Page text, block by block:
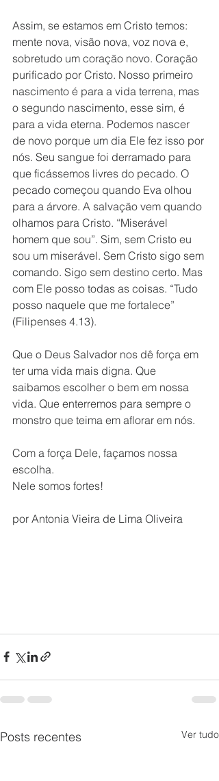
Assim, se estamos em Cristo temos:
mente nova, visão nova, voz nova e,
sobretudo um coração novo. Coração
purificado por Cristo. Nosso primeiro
nascimento é para a vida terrena, mas
o segundo nascimento, esse sim, é
para a vida eterna. Podemos nascer
de novo porque um dia Ele fez isso por
nós. Seu sangue foi derramado para
que ficássemos livres do pecado. O
pecado começou quando Eva olhou
para a árvore. A salvação vem quando
olhamos para Cristo. “Miserável
homem que sou”. Sim, sem Cristo eu
sou um miserável. Sem Cristo sigo sem
comando. Sigo sem destino certo. Mas
com Ele posso todas as coisas. “Tudo
posso naquele que me fortalece”
(Filipenses 4.13).
Que o Deus Salvador nos dê força em
ter uma vida mais digna. Que
saibamos escolher o bem em nossa
vida. Que enterremos para sempre o
monstro que teima em aflorar em nós.
Com a força Dele, façamos nossa
escolha.
Nele somos fortes!
por Antonia Vieira de Lima Oliveira
Posts recentes Ver tudo